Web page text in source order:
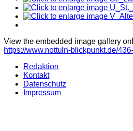
View the embedded image gallery
https://www.nottuln-blickpunkt.de/
Redaktion
Kontakt
Datenschutz
Impressum